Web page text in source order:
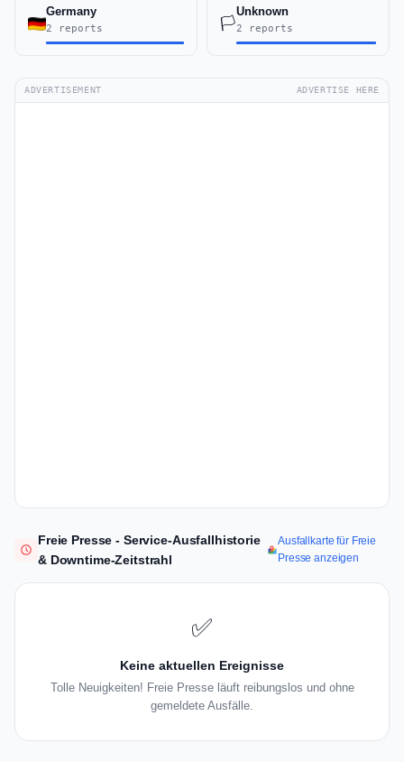
Germany
2 reports 🏳️
Unknown
2 reports
ADVERTISEMENT ADVERTISE HERE
Freie Presse - Service-Ausfallhistorie
& Downtime-Zeitstrahl
Ausfallkarte für Freie
Presse anzeigen
✅
Keine aktuellen Ereignisse
Tolle Neuigkeiten! Freie Presse läuft reibungslos und ohne
gemeldete Ausfälle.